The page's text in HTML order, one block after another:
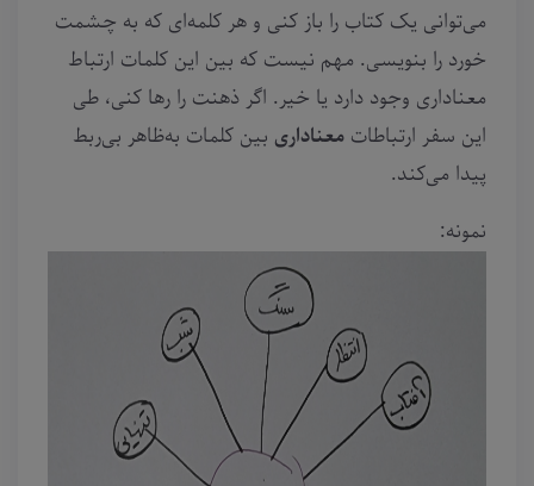
می‌توانی یک کتاب را باز کنی و هر کلمه‌ای که به چشمت
خورد را بنویسی. مهم نیست که بین این کلمات ارتباط
معناداری وجود دارد یا خیر. اگر ذهنت را رها کنی، طی
این سفر ارتباطات معناداری بین کلمات به‌ظاهر بی‌ربط
پیدا می‌کند.
نمونه: